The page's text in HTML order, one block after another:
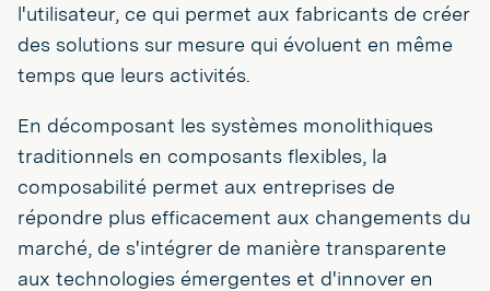
l'utilisateur, ce qui permet aux fabricants de créer
des solutions sur mesure qui évoluent en même
temps que leurs activités.
En décomposant les systèmes monolithiques
traditionnels en composants flexibles, la
composabilité permet aux entreprises de
répondre plus efficacement aux changements du
marché, de s'intégrer de manière transparente
aux technologies émergentes et d'innover en